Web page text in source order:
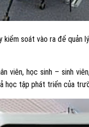
soát vào ra để quản
viên, học sinh – sinh
học tập phát triển của